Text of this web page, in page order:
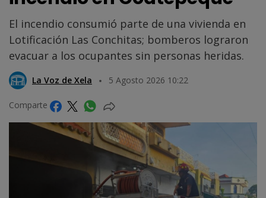
El incendio consumió parte de una vivienda en
Lotificación Las Conchitas; bomberos lograron
evacuar a los ocupantes sin personas heridas.
La Voz de Xela 5 Agosto 2026 10:22
Comparte